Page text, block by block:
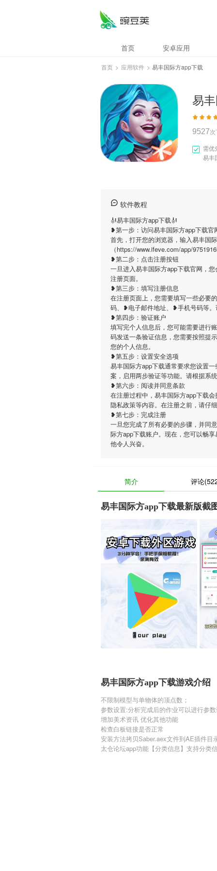
首页 安卓应用
首页 > 应用软件 > 易丰国际方app下载
易
9527
需优
易丰
软件教程
🎻易丰国际方app下载🎻
❥第一步：访问易丰国际方app下载官
首先，打开您的浏览器，输入易丰国
（https://www.ifeve.com/app/
❥第二步：点击注册按钮
一旦进入易丰国际方app下载官网，
注册页面。
❥第三步：填写注册信息
在注册页面上，您需要填写一些必要
码、❥电子邮件地址、❥手机号码等。
❥第四步：验证账户
填写完个人信息后，您可能需要进行
码发送一条验证信息，您需要按照提
您的个人信息。
❥第五步：设置安全选项
易丰国际方app下载通常要求您设置
案，启用两步验证等功能。请根据系
❥第六步：阅读并同意条款
在注册过程中，易丰国际方app下载
隐私政策等内容。在注册之前，请仔
❥第七步：完成注册
一旦您完成了所有必要的步骤，并同
际方app下载账户。现在，您可以畅
他令人兴奋。
简介 评论
易丰国际方app下载最新版截
易丰国际方app下载游戏介绍
不限制模型与单物体的顶点数；
参数设置:分析完成后的作业可以进行参
增加美术资讯 优化其他功能
检查白板链接是否正常
安装方法拷贝Saber.aex文件到AE插件目
太仓论坛app功能【分类信息】支持分类